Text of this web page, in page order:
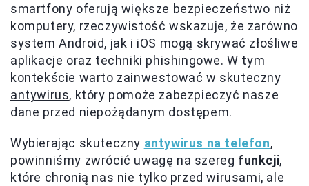
smartfony oferują większe bezpieczeństwo niż
komputery, rzeczywistość wskazuje, że zarówno
system Android, jak i iOS mogą skrywać złośliwe
aplikacje oraz techniki phishingowe. W tym
kontekście warto zainwestować w skuteczny
antywirus, który pomoże zabezpieczyć nasze
dane przed niepożądanym dostępem.
Wybierając skuteczny antywirus na telefon,
powinniśmy zwrócić uwagę na szereg funkcji,
które chronią nas nie tylko przed wirusami, ale